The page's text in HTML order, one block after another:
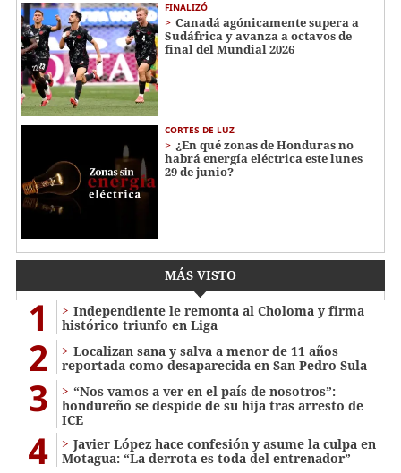
FINALIZÓ
Canadá agónicamente supera a
Sudáfrica y avanza a octavos de
final del Mundial 2026
CORTES DE LUZ
¿En qué zonas de Honduras no
habrá energía eléctrica este lunes
29 de junio?
MÁS VISTO
1
Independiente le remonta al Choloma y firma
histórico triunfo en Liga
2
Localizan sana y salva a menor de 11 años
reportada como desaparecida en San Pedro Sula
3
“Nos vamos a ver en el país de nosotros”:
hondureño se despide de su hija tras arresto de
ICE
4
Javier López hace confesión y asume la culpa en
Motagua: “La derrota es toda del entrenador”